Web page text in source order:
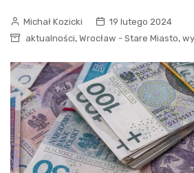
Michał Kozicki
19 lutego 2024
aktualności, Wrocław - Stare Miasto,